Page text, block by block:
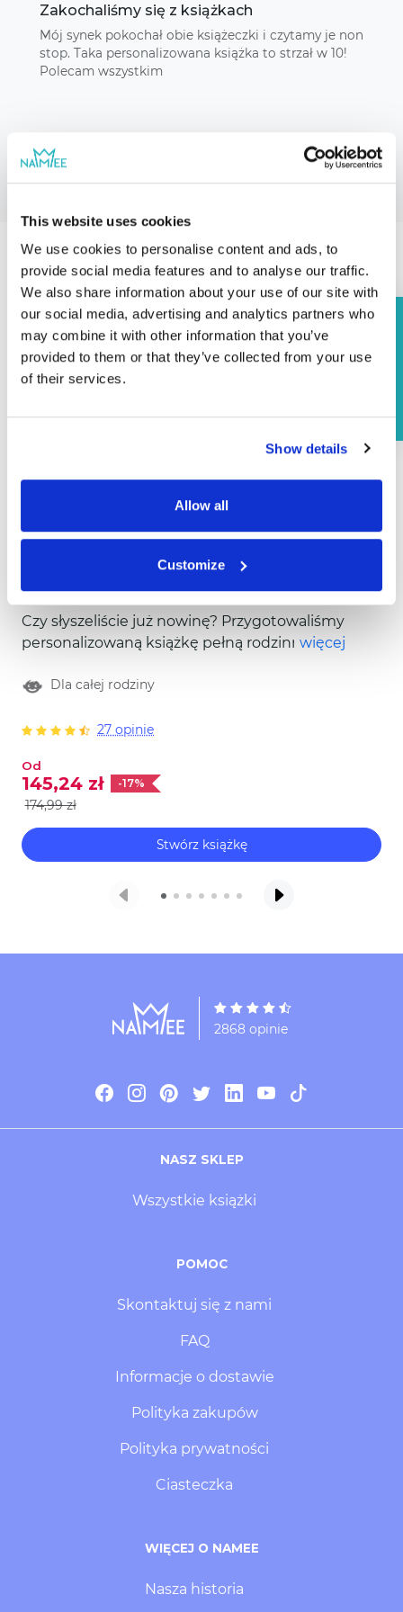
This website uses cookies
We use cookies to personalise content and ads, to
provide social media features and to analyse our traffic.
We also share information about your use of our site with
our social media, advertising and analytics partners who
may combine it with other information that you’ve
provided to them or that they’ve collected from your use
of their services.
Show details
Allow all
Customize
Zakochaliśmy się z książkach
Mój synek pokochał obie książeczki i czytamy je non
stop. Taka personalizowana książka to strzał w 10!
Polecam wszystkim
Nasze opowiadania
Book of Fun
Czy słyszeliście już nowinę? Przygotowaliśmy
personalizowaną książkę pełną rodzinnych
kolorowych wyzwań! Nie szukajcie dalej –
rodzinnej zabawy, znajdziecie właśnie tutaj!
więcej
Dla całej rodziny
27 opinie
Od
145,24 zł -17%
174,99 zł
Stwórz książkę
2868 opinie
NASZ SKLEP
Wszystkie książki
POMOC
Skontaktuj się z nami
FAQ
Informacje o dostawie
Polityka zakupów
Polityka prywatności
Ciasteczka
WIĘCEJ O NAMEE
Nasza historia